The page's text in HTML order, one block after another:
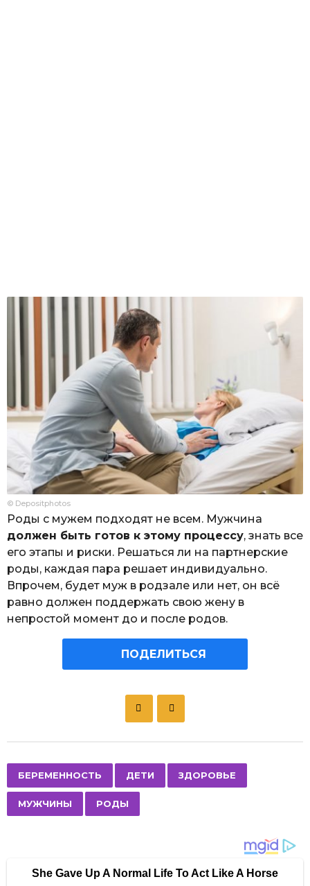
© Depositphotos
Роды с мужем подходят не всем. Мужчина
должен быть готов к этому процессу, знать все
его этапы и риски. Решаться ли на партнерские
роды, каждая пара решает индивидуально.
Впрочем, будет муж в родзале или нет, он всё
равно должен поддержать свою жену в
непростой момент до и после родов.
ПОДЕЛИТЬСЯ
a
g
БЕРЕМЕННОСТЬ ДЕТИ ЗДОРОВЬЕ
МУЖЧИНЫ РОДЫ